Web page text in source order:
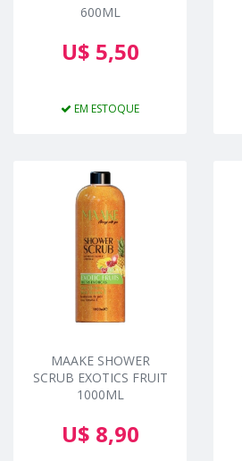
600ML
U$ 5,50
EM ESTOQUE
MAAKE SHOWER
SCRUB EXOTICS FRUIT
1000ML
U$ 8,90